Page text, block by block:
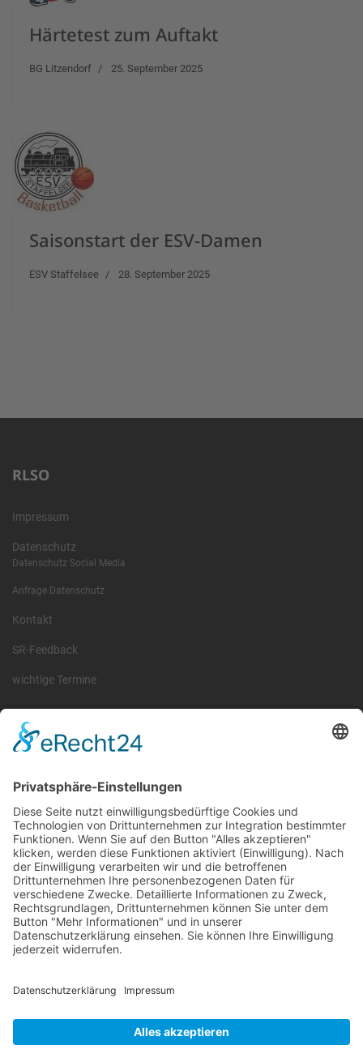
Härtetest zum Auftakt
BG Litzendorf 25. September 2025
Saisonstart der ESV-Damen
ESV Staffelsee 28. September 2025
RLSO
Impressum
Datenschutz
Datenschutz Social Media
Anfrage Datenschutz
Kontakt
SR-Feedback
wichtige Termine
Information
Sachsen und Thüringen. Er ist als eingetragener Verein tätig und
gleichzeitig Veranstalter der Spiele der Regionalliga in
verschiedenen Ligen.
Die RLSO ist jetzt auch erreichbar unter der Adresse
Wir betreiben ...